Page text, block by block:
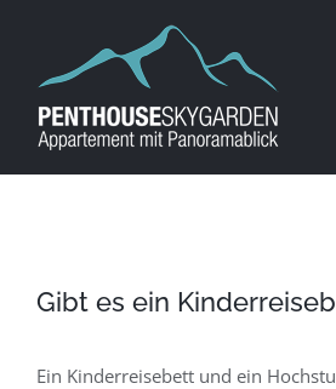
springen
Gibt es ein
Ein Kinderreisebett und ein